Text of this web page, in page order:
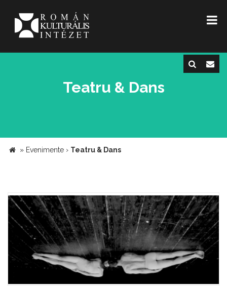
Teatru & Dans
» Evenimente › Teatru & Dans